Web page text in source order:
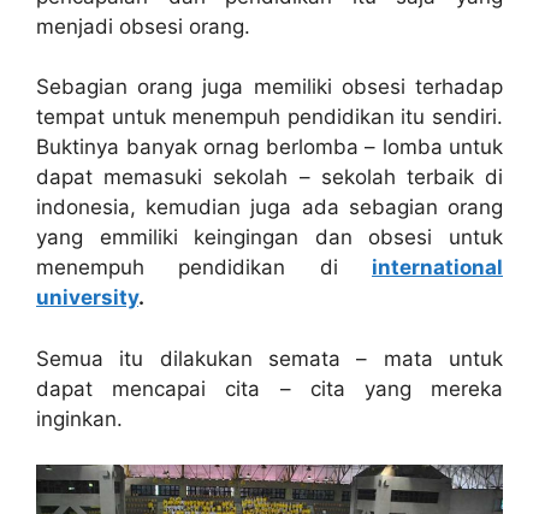
menjadi obsesi orang.
Sebagian orang juga memiliki obsesi terhadap
tempat untuk menempuh pendidikan itu sendiri.
Buktinya banyak ornag berlomba – lomba untuk
dapat memasuki sekolah – sekolah terbaik di
indonesia, kemudian juga ada sebagian orang
yang emmiliki keingingan dan obsesi untuk
menempuh pendidikan di international
university.
Semua itu dilakukan semata – mata untuk
dapat mencapai cita – cita yang mereka
inginkan.